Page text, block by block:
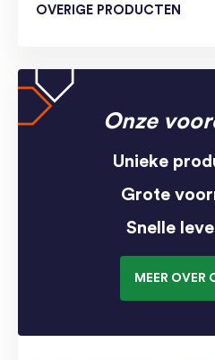
OVERIGE PRODUCTEN
Onze
Unieke
Grote
Snelle
MEER OVER